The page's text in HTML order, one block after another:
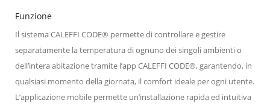
Funzione
Il sistema CALEFFI CODE® permette di controllare e gestire
separatamente la temperatura di ognuno dei singoli ambienti o
dell’intera abitazione tramite l’app CALEFFI CODE®, garantendo, in
qualsiasi momento della giornata, il comfort ideale per ogni utente.
L’applicazione mobile permette un’installazione rapida ed intuitiva